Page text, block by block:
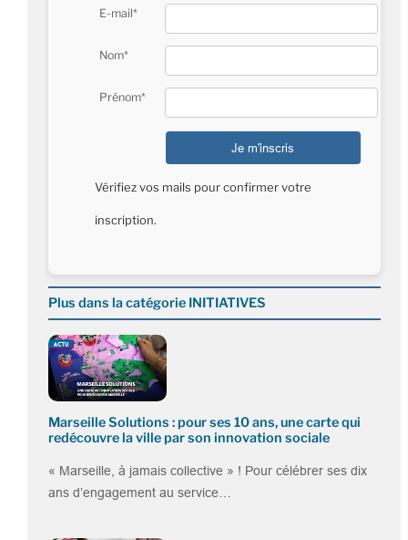
E-mail*
Nom*
Prénom*
Vérifiez vos mails pour confirmer votre
inscription.
Plus dans la catégorie INITIATIVES
Marseille Solutions : pour ses 10 ans, une carte qui
redécouvre la ville par son innovation sociale
« Marseille, à jamais collective » ! Pour célébrer ses dix
ans d’engagement au service…